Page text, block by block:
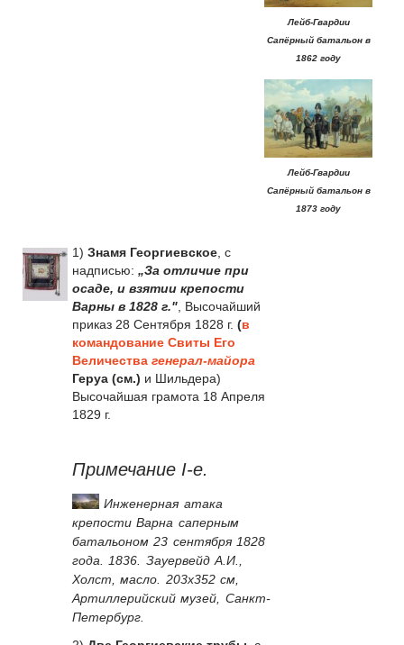
Лейб-Гвардии
Сапёрный батальон в
1862 году
Лейб-Гвардии
Сапёрный батальон в
1873 году
1) Знамя Георгиевское , с
надписью: „За отличие при
осаде, и взятии крепости
Варны в 1828 г." , Высочайший
приказ 28 Сентября 1828 г. (в
командование Свиты Его
Величества генерал-майора
Геруа (см.) и Шильдера)
Высочайшая грамота 18 Апреля
1829 г.
Примечание I-е.
Инженерная атака
крепости Варна саперным
батальоном 23 сентября 1828
года. 1836. Зауервейд А.И.,
Холст, масло. 203x352 см,
Артиллерийский музей, Санкт-
Петербург.